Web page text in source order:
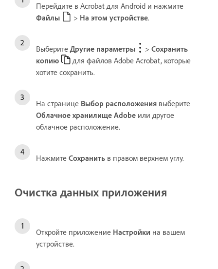
Перейдите в Acrobat для Android и нажмите
Файлы
> На этом устройстве.
ВыберитеДругие параметры > Сохранить
копию
для файлов Adobe Acrobat, которые
хотите сохранить.
На странице Выбор расположения выберите
Облачное хранилище Adobe или другое
облачное расположение.
Нажмите Сохранить в правом верхнем углу.
Очистка данных приложения
Откройте приложение Настройки на вашем
устройстве.